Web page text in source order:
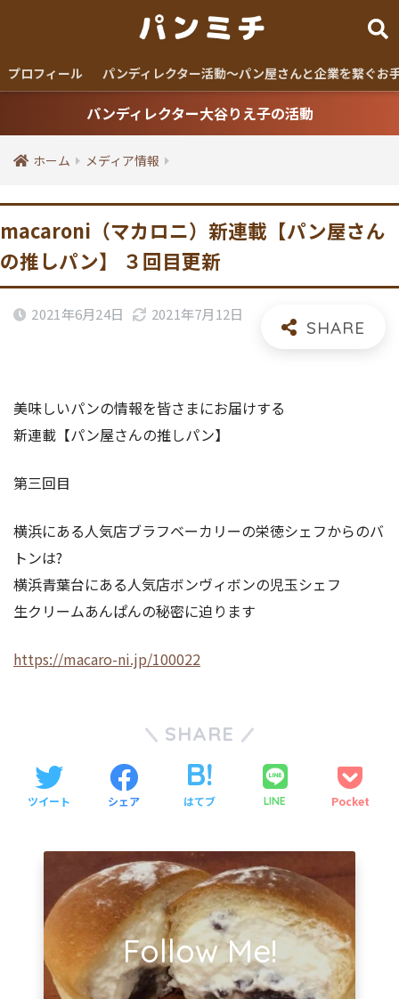
プロフィール パンディレクター活動〜パン屋さんと企業を繋ぐお
パンディレクター大谷りえ子の活動
ホーム メディア情報
macaroni（マカロニ）新連載【パン屋さん
の推しパン】 ３回目更新
2021年6月24日 2021年7月12日
美味しいパンの情報を皆さまにお届けする
新連載【パン屋さんの推しパン】
第三回目
横浜にある人気店ブラフベーカリーの栄徳シェフからのバ
トンは?
横浜青葉台にある人気店ボンヴィボンの児玉シェフ
生クリームあんぱんの秘密に迫ります
https://macaro-ni.jp/100022
SHARE
ツイート シェア はてブ LINE Pocket
Follow Me!